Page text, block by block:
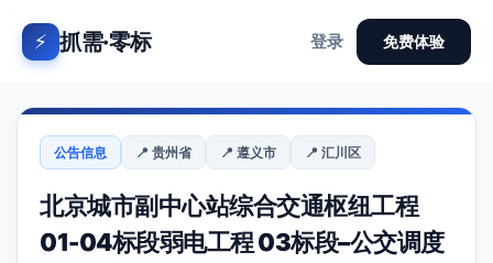
⚡ 抓需·零标 登录 免费体验
公告信息 📍 贵州省 📍 遵义市 📍 汇川区
北京城市副中心站综合交通枢纽工程
01-04标段弱电工程 03标段–公交调度